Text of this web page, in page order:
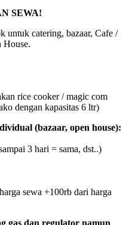
SEWA!
untuk catering, bazaar, Cafe /
House.
rice cooker / magic com
dengan kapasitas 6 ltr)
(bazaar, open house):
3 hari = sama, dst..)
sewa +100rb dari harga